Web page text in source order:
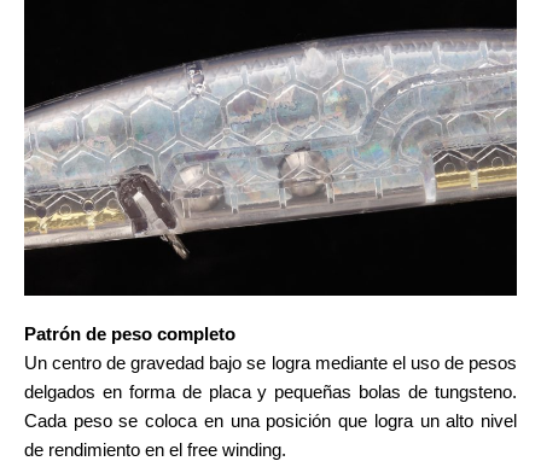
Patrón de peso completo
Un centro de gravedad bajo se logra mediante el uso de pesos
delgados en forma de placa y pequeñas bolas de tungsteno.
Cada peso se coloca en una posición que logra un alto nivel
de rendimiento en el free winding.